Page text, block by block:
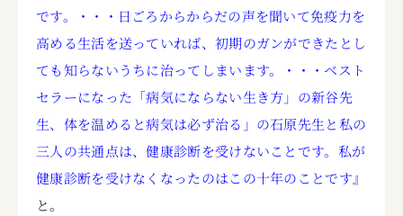
です。・・・日ごろからからだの声を聞いて免疫力を
高める生活を送っていれば、初期のガンができたとし
ても知らないうちに治ってしまいます。・・・ベスト
セラーになった「病気にならない生き方」の新谷先
生、体を温めると病気は必ず治る」の石原先生と私の
三人の共通点は、健康診断を受けないことです。私が
健康診断を受けなくなったのはこの十年のことです』
と。